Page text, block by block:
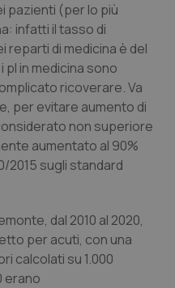
Bolzano
Trento
Ulcerosa
neurodegenerative
pazienti (per lo più
infatti il tasso di
di medicina è del
in medicina sono
ricoverare. Va
per evitare aumento di
non superiore
aumentato al 90%
2015 sugli standard
dal 2010 al 2020,
per acuti, con una
calcolati su 1.000
erano